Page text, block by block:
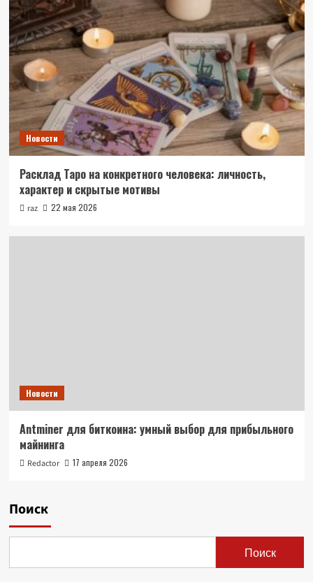
Новости
Расклад Таро на конкретного человека: личность,
характер и скрытые мотивы
raz 22 мая 2026
Новости
Antminer для биткоина: умный выбор для прибыльного
майнинга
Redactor 17 апреля 2026
Поиск
Поиск